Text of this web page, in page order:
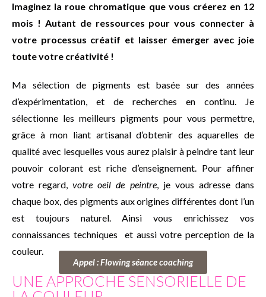
Imaginez la roue chromatique que vous créerez en 12
mois ! Autant de ressources pour vous connecter à
votre processus créatif et laisser émerger avec joie
toute votre créativité !
Ma sélection de pigments est basée sur des années
d’expérimentation, et de recherches en continu. Je
sélectionne les meilleurs pigments pour vous permettre,
grâce à mon liant artisanal d’obtenir des aquarelles de
qualité avec lesquelles vous aurez plaisir à peindre tant leur
pouvoir colorant est riche d’enseignement. Pour affiner
votre regard,votre oeil de peintre, je vous adresse dans
chaque box, des pigments aux origines différentes dont l’un
est toujours naturel. Ainsi vous enrichissez vos
connaissances techniques et aussi votre perception de la
couleur.
Appel : Flowing séance coaching
UNE APPROCHE SENSORIELLE DE